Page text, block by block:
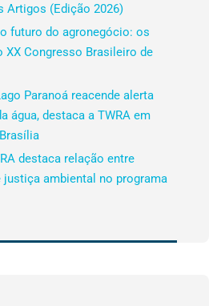
Artigos (Edição 2026)
futuro do agronegócio: os
XX Congresso Brasileiro de
Paranoá reacende alerta
água, destaca a TWRA em
destaca relação entre
ambiental no programa